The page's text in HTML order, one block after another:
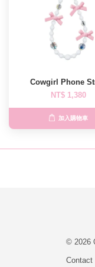
Cowgirl Phone
NT$ 1,380
加入購物車
© 2026
Contact